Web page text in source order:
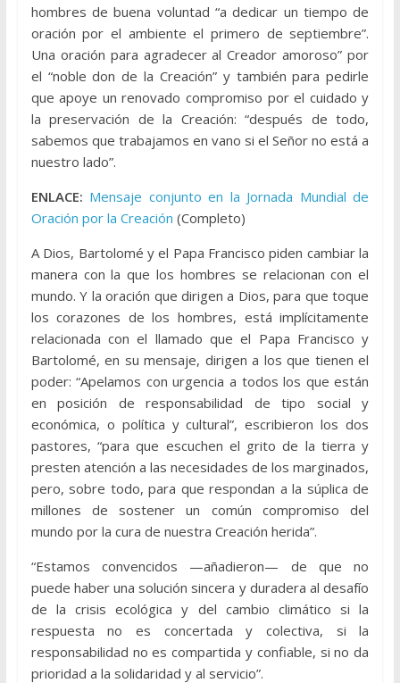
hombres de buena voluntad “a dedicar un tiempo de
oración por el ambiente el primero de septiembre”.
Una oración para agradecer al Creador amoroso” por
el “noble don de la Creación” y también para pedirle
que apoye un renovado compromiso por el cuidado y
la preservación de la Creación: “después de todo,
sabemos que trabajamos en vano si el Señor no está a
nuestro lado”.
ENLACE: Mensaje conjunto en la Jornada Mundial de
Oración por la Creación (Completo)
A Dios, Bartolomé y el Papa Francisco piden cambiar la
manera con la que los hombres se relacionan con el
mundo. Y la oración que dirigen a Dios, para que toque
los corazones de los hombres, está implícitamente
relacionada con el llamado que el Papa Francisco y
Bartolomé, en su mensaje, dirigen a los que tienen el
poder: “Apelamos con urgencia a todos los que están
en posición de responsabilidad de tipo social y
económica, o política y cultural”, escribieron los dos
pastores, “para que escuchen el grito de la tierra y
presten atención a las necesidades de los marginados,
pero, sobre todo, para que respondan a la súplica de
millones de sostener un común compromiso del
mundo por la cura de nuestra Creación herida”.
“Estamos convencidos —añadieron— de que no
puede haber una solución sincera y duradera al desafío
de la crisis ecológica y del cambio climático si la
respuesta no es concertada y colectiva, si la
responsabilidad no es compartida y confiable, si no da
prioridad a la solidaridad y al servicio”.